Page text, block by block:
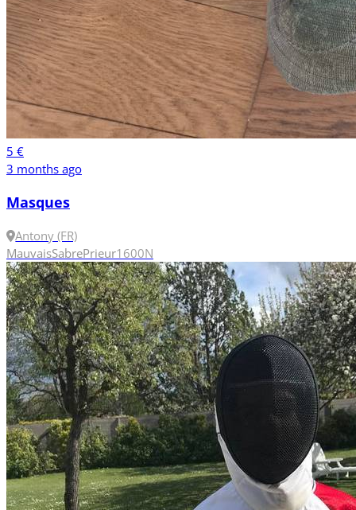
5 €
3 months ago
Masques
Antony (FR)
MauvaisSabrePrieur1600N